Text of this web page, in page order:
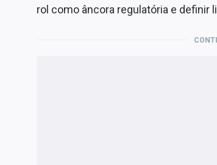
rol como âncora regulatória e definir